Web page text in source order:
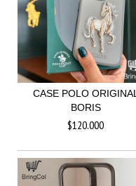
CASE POLO ORIGINAL
BORIS
$120.000